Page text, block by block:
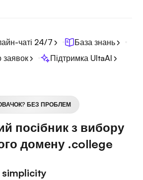
чаті 24/7
База знань
заявок
Підтримка UltaAI
БЕЗ ПРОБЛЕМ
посібник з вибору
домену .college
simplicity